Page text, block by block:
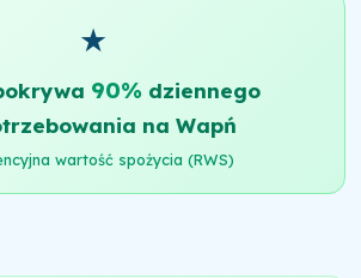
★
90% dziennego
na Wapń
wartość spożycia (RWS)